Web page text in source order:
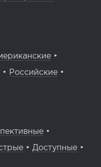
•
• Российские •
•
• Доступные •